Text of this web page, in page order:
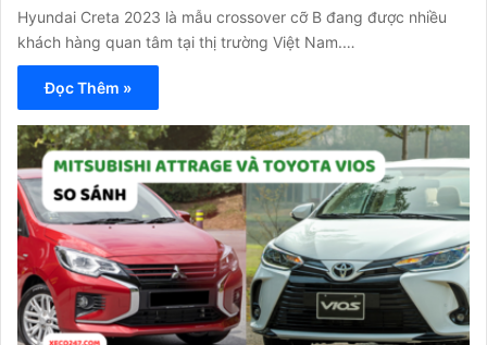
Hyundai Creta 2023 là mẫu crossover cỡ B đang được nhiều
khách hàng quan tâm tại thị trường Việt Nam.…
Đọc Thêm »